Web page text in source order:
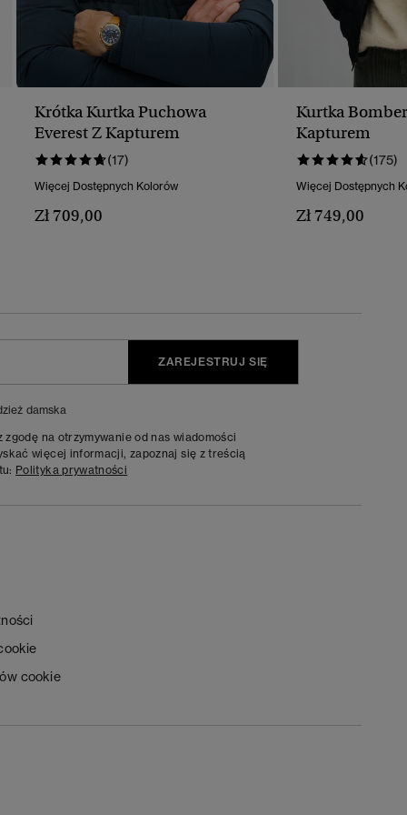
Krótka Kurtka Puchowa
Everest Z Kapturem
(17)
Więcej Dostępnych Kolorów
Zł 709,00
Kurtka
Kapturem
(175)
Więcej Dostępnych
Zł 749,00
ZAREJESTRUJ SIĘ
damska
na otrzymywanie od nas wiadomości
więcej informacji, zapoznaj się z treścią
Polityka prywatności
cookie